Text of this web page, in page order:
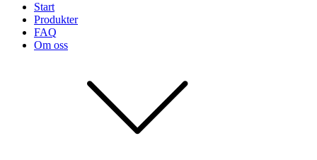
Start
Produkter
FAQ
Om oss